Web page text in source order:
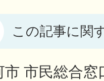
この記事に関
市 市民総合